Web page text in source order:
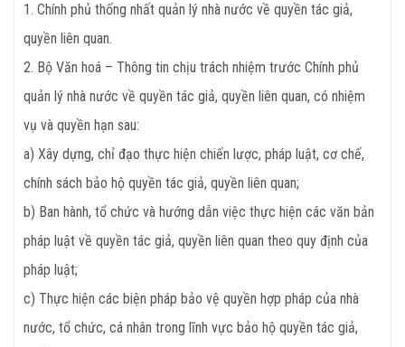
1. Chính phủ thống nhất quản lý nhà nước về quyền tác giả,
quyền liên quan.
2. Bộ Văn hoá – Thông tin chịu trách nhiệm trước Chính phủ
quản lý nhà nước về quyền tác giả, quyền liên quan, có nhiệm
vụ và quyền hạn sau:
a) Xây dựng, chỉ đạo thực hiện chiến lược, pháp luật, cơ chế,
chính sách bảo hộ quyền tác giả, quyền liên quan;
b) Ban hành, tổ chức và hướng dẫn việc thực hiện các văn bản
pháp luật về quyền tác giả, quyền liên quan theo quy định của
pháp luật;
c) Thực hiện các biện pháp bảo vệ quyền hợp pháp của nhà
nước, tổ chức, cá nhân trong lĩnh vực bảo hộ quyền tác giả,